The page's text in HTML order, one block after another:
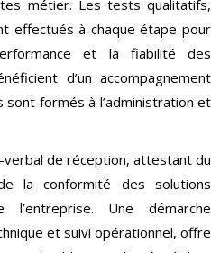
métier. Les tests qualitatifs,
effectués à chaque étape pour
et la fiabilité des
d’un accompagnement
formés à l’administration et
de réception, attestant du
la conformité des solutions
Une démarche
et suivi opérationnel, offre